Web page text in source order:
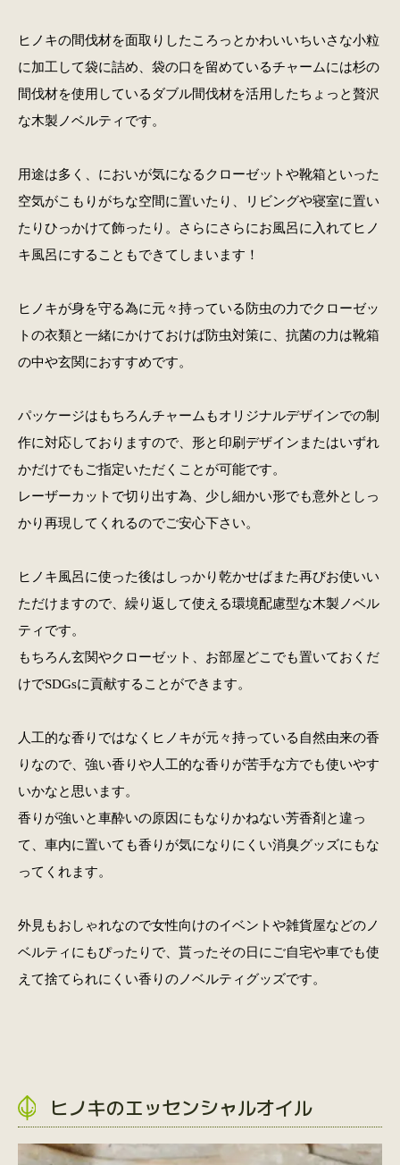
ヒノキの間伐材を面取りしたころっとかわいいちいさな小粒
に加工して袋に詰め、袋の口を留めているチャームには杉の
間伐材を使用しているダブル間伐材を活用したちょっと贅沢
な木製ノベルティです。
用途は多く、においが気になるクローゼットや靴箱といった
空気がこもりがちな空間に置いたり、リビングや寝室に置い
たりひっかけて飾ったり。さらにさらにお風呂に入れてヒノ
キ風呂にすることもできてしまいます！
ヒノキが身を守る為に元々持っている防虫の力でクローゼッ
トの衣類と一緒にかけておけば防虫対策に、抗菌の力は靴箱
の中や玄関におすすめです。
パッケージはもちろんチャームもオリジナルデザインでの制
作に対応しておりますので、形と印刷デザインまたはいずれ
かだけでもご指定いただくことが可能です。
レーザーカットで切り出す為、少し細かい形でも意外としっ
かり再現してくれるのでご安心下さい。
ヒノキ風呂に使った後はしっかり乾かせばまた再びお使いい
ただけますので、繰り返して使える環境配慮型な木製ノベル
ティです。
もちろん玄関やクローゼット、お部屋どこでも置いておくだ
けでSDGsに貢献することができます。
人工的な香りではなくヒノキが元々持っている自然由来の香
りなので、強い香りや人工的な香りが苦手な方でも使いやす
いかなと思います。
香りが強いと車酔いの原因にもなりかねない芳香剤と違っ
て、車内に置いても香りが気になりにくい消臭グッズにもな
ってくれます。
外見もおしゃれなので女性向けのイベントや雑貨屋などのノ
ベルティにもぴったりで、貰ったその日にご自宅や車でも使
えて捨てられにくい香りのノベルティグッズです。
ヒノキのエッセンシャルオイル